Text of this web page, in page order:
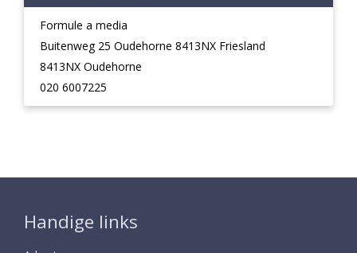
Formule a media
Buitenweg 25 Oudehorne 8413NX Friesland
8413NX Oudehorne
020 6007225
Handige links